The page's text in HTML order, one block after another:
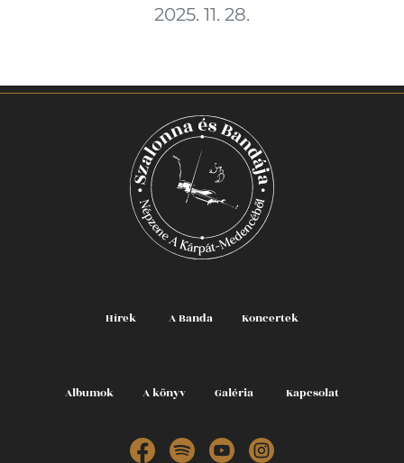
2025. 11. 28.
Hírek A Banda Koncertek
Albumok A könyv Galéria Kapcsolat